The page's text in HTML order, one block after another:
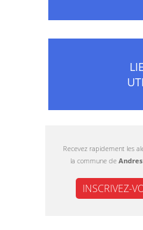
Recevez rapidement les
la commune de Andres
INSCRIVEZ-